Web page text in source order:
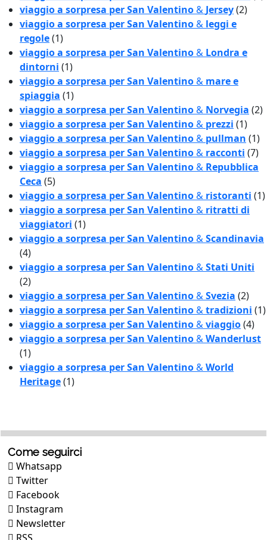
viaggio a sorpresa per San Valentino& Jersey(2)
viaggio a sorpresa per San Valentino& leggi e
regole(1)
viaggio a sorpresa per San Valentino& Londra e
dintorni (1)
viaggio a sorpresa per San Valentino& mare e
spiaggia (1)
viaggio a sorpresa per San Valentino& Norvegia (2)
viaggio a sorpresa per San Valentino& prezzi (1)
viaggio a sorpresa per San Valentino& pullman (1)
viaggio a sorpresa per San Valentino& racconti (7)
viaggio a sorpresa per San Valentino& Repubblica
Ceca (5)
viaggio a sorpresa per San Valentino& ristoranti (1)
viaggio a sorpresa per San Valentino& ritratti di
viaggiatori (1)
viaggio a sorpresa per San Valentino&Scandinavia
(4)
viaggio a sorpresa per San Valentino&Stati Uniti
(2)
viaggio a sorpresa per San Valentino&Svezia (2)
viaggio a sorpresa per San Valentino&tradizioni (1)
viaggio a sorpresa per San Valentino&viaggio(4)
viaggio a sorpresa per San Valentino&Wanderlust
(1)
viaggio a sorpresa per San Valentino&World
Heritage(1)
Come seguirci
Whatsapp
Twitter
Facebook
Instagram
Newsletter